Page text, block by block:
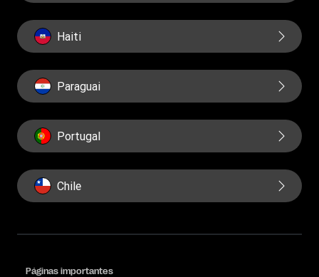
Haiti
Paraguai
Portugal
Chile
Páginas importantes